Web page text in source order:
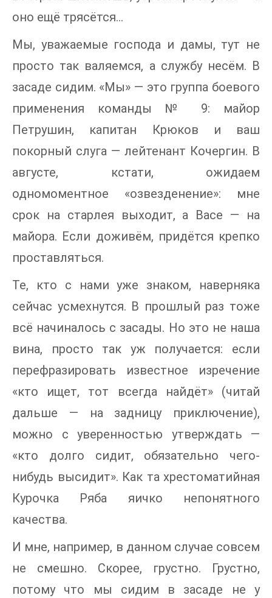
оно ещё трясётся...
Мы, уважаемые господа и дамы, тут не
просто так валяемся, а службу несём. В
засаде сидим. «Мы» — это группа боевого
применения команды № 9: майор
Петрушин, капитан Крюков и ваш
покорный слуга — лейтенант Кочергин. В
августе, кстати, ожидаем
одномоментное «озвезденение»: мне
срок на старлея выходит, а Васе — на
майора. Если доживём, придётся крепко
проставляться.
Те, кто с нами уже знаком, наверняка
сейчас усмехнутся. В прошлый раз тоже
всё начиналось с засады. Но это не наша
вина, просто так уж получается: если
перефразировать известное изречение
«кто ищет, тот всегда найдёт» (читай
дальше — на задницу приключение),
можно с уверенностью утверждать —
«кто долго сидит, обязательно чего-
нибудь высидит». Как та хрестоматийная
Курочка Ряба яичко непонятного
качества.
И мне, например, в данном случае совсем
не смешно. Скорее, грустно. Грустно,
потому что мы сидим в засаде не у